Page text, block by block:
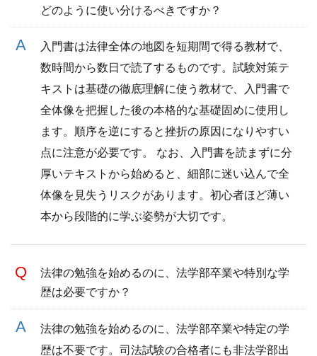
どのように使い分けるべきですか？
入門書は法律全体の地図を短期間で得る教材で、
数時間から数日で読了するものです。試験対策テ
キストは基礎の徹底理解に使う教材で、入門書で
全体像を把握した後の本格的な基礎固めに使用し
ます。順序を逆にすると挫折の原因になりやすい
点に注意が必要です。 なお、入門書を読まずに分
厚いテキストから始めると、細部に迷い込んで全
体像を見失うリスクがあります。初心者ほど薄い
本から段階的に学ぶ姿勢が大切です。
法律の勉強を始めるのに、法学部卒業や特別な学
歴は必要ですか？
法律の勉強を始めるのに、法学部卒業や特定の学
歴は不要です。司法試験の合格者にも非法学部出